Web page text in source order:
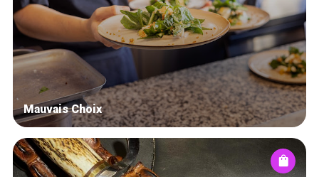
Mauvais Choix